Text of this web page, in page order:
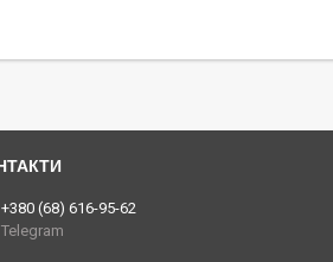
+380 (68) 616-95-62
Telegram